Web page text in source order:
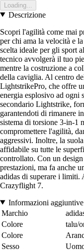
Loading...
Descrizione
Scopri l'agilità come mai
per chi ama la velocità e
scelta ideale per gli sport
tecnico avvolgerà il tuo
mentre la costruzione a
della caviglia. Al centro
LightstrikePro, che offre
energia esplosivo ad ogni
secondario Lightstrike,
garantendoti di rimanere
sistema di torsione 3-in-1
compromettere l'agilità,
aggressivi. Inoltre, la
affidabile su tutte le
controllato. Con un
prestazioni, ma fa anche
adidas di superare i limiti.
Crazyflight 7.
Informazioni aggiuntive
Marchio
Colore
talu/
Colore
Sesso